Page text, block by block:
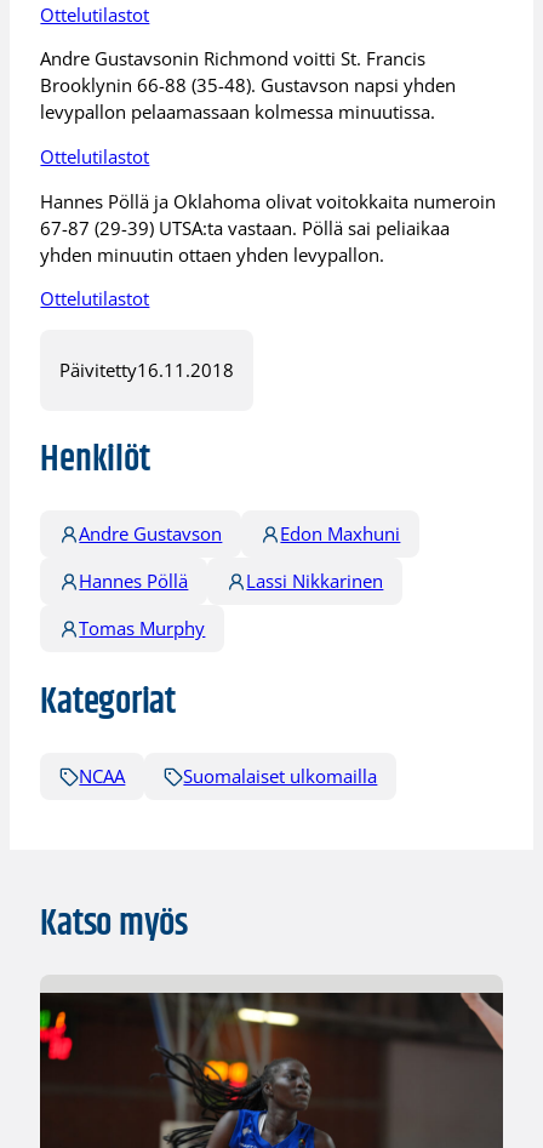
Ottelutilastot
Andre Gustavsonin Richmond voitti St. Francis
Brooklynin 66-88 (35-48). Gustavson napsi yhden
levypallon pelaamassaan kolmessa minuutissa.
Ottelutilastot
Hannes Pöllä ja Oklahoma olivat voitokkaita numeroin
67-87 (29-39) UTSA:ta vastaan. Pöllä sai peliaikaa
yhden minuutin ottaen yhden levypallon.
Ottelutilastot
Päivitetty16.11.2018
Henkilöt
Andre Gustavson
Edon Maxhuni
Hannes Pöllä
Lassi Nikkarinen
Tomas Murphy
Kategoriat
NCAA Suomalaiset ulkomailla
Katso myös